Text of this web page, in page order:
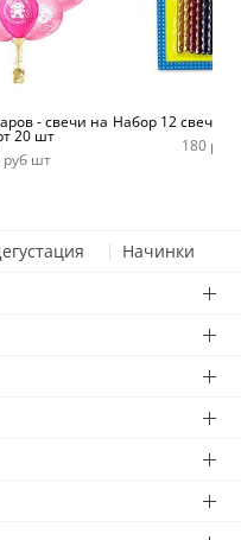
- свечи на
20 шт
руб шт
Набор 12 свечей
180 руб
Начинки